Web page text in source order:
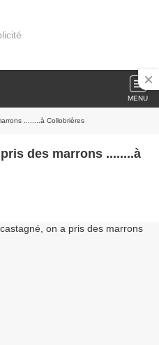
MENU
........à Collobrières
des marrons ........à